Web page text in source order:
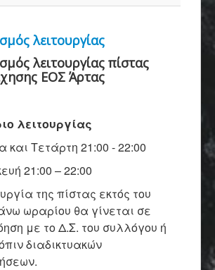
λειτουργίας
λειτουργίας πίστας
ΕΟΣ Άρτας
λειτουργίας
και Τετάρτη 21:00 - 22:00
21:00 – 22:00
της πίστας εκτός του
ωραρίου θα γίνεται σε
με το Δ.Σ. του συλλόγου ή
διαδικτυακών